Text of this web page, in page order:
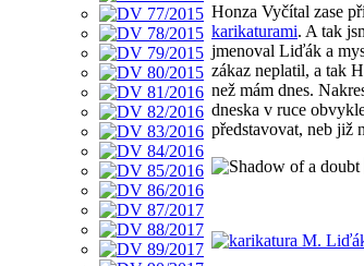
Honza Vyčítal zase
karikaturami. A tak
jmenoval Liďák a
zákaz neplatil, a tak
než mám dnes.
dneska v ruce
představovat, neb již